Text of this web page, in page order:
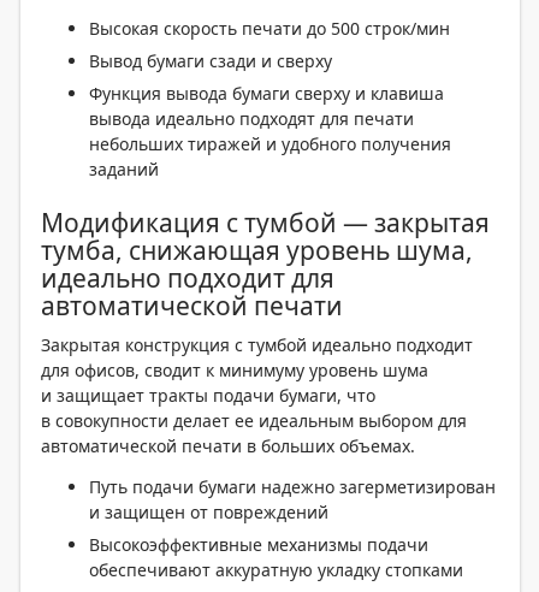
Высокая скорость печати до 500 строк/мин
Вывод бумаги сзади и сверху
Функция вывода бумаги сверху и клавиша
вывода идеально подходят для печати
небольших тиражей и удобного получения
заданий
Модификация с тумбой — закрытая
тумба, снижающая уровень шума,
идеально подходит для
автоматической печати
Закрытая конструкция с тумбой идеально подходит
для офисов, сводит к минимуму уровень шума
и защищает тракты подачи бумаги, что
в совокупности делает ее идеальным выбором для
автоматической печати в больших объемах.
Путь подачи бумаги надежно загерметизирован
и защищен от повреждений
Высокоэффективные механизмы подачи
обеспечивают аккуратную укладку стопками